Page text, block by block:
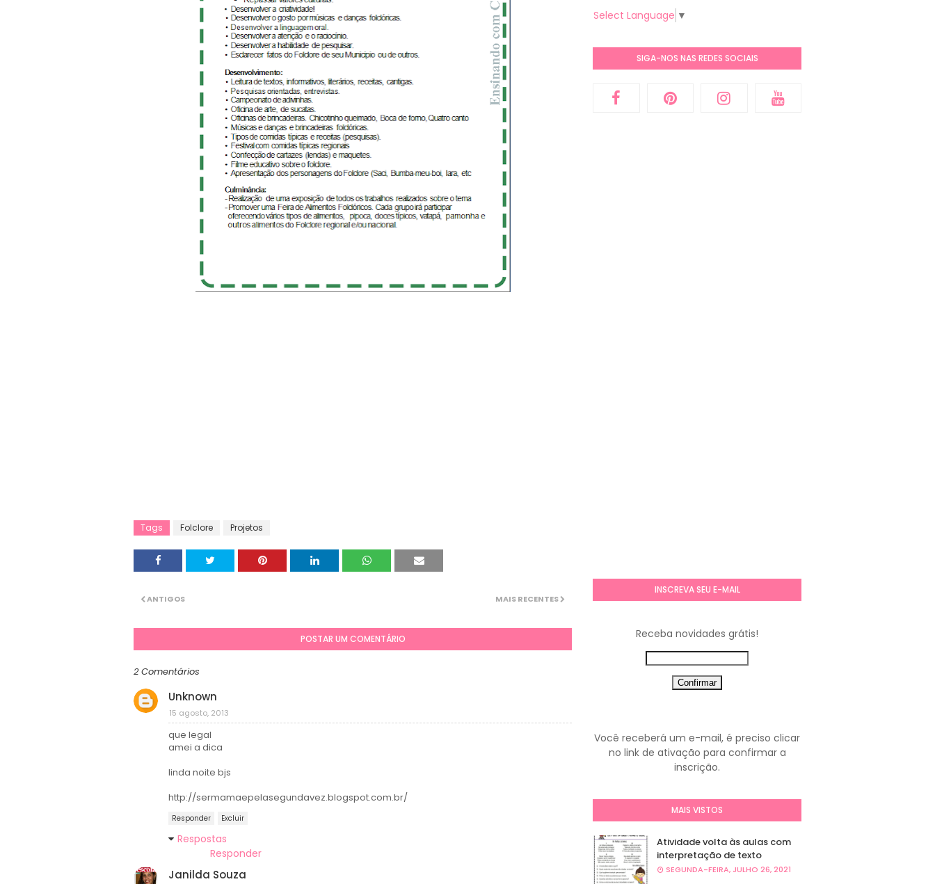
Tags Folclore Projetos
MAIS RECENTES
ANTIGOS
POSTAR UM COMENTÁRIO
2 Comentários
Unknown
15 agosto, 2013
que legal
amei a dica
linda noite bjs
http://sermamaepelasegundavez.blogspot.com.br/
Responder Excluir
Respostas
Responder
Janilda Souza
Select Language ▼
SIGA-NOS NAS REDES SOCIAIS
INSCREVA SEU E-MAIL
Receba novidades grátis!
Você receberá um e-mail, é preciso clicar
no link de ativação para confirmar a
inscrição.
MAIS VISTOS
Atividade volta às aulas com
interpretação de texto
SEGUNDA-FEIRA, JULHO 26, 2021